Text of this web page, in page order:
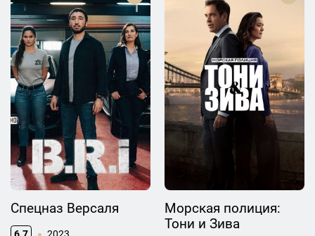
Спецназ Версаля
Морская полиция:
Тони и Зива